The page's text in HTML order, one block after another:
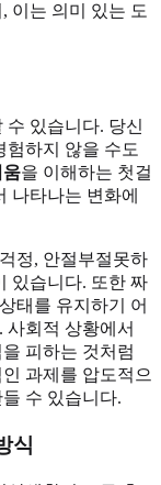
이는 의미 있는 도
수 있습니다. 당신
험하지 않을 수도
움을 이해하는 첫걸
나타나는 변화에
정, 안절부절못하
있습니다. 또한 짜
태를 유지하기 어
사회적 상황에서
피하는 것처럼
과제를 압도적으
수 있습니다.
식